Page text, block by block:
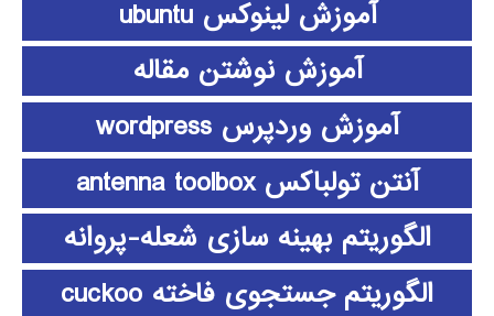
آموزش لینوکس ubuntu
آموزش نوشتن مقاله
آموزش وردپرس wordpress
آنتن تولباکس antenna toolbox
الگوریتم بهینه سازی شعله-پروانه
الگوریتم جستجوی فاخته cuckoo